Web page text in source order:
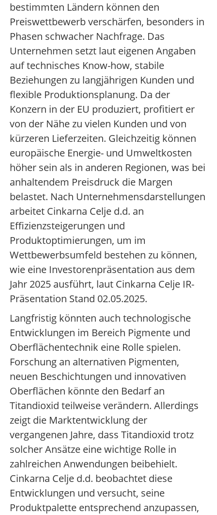
bestimmten Ländern können den
Preiswettbewerb verschärfen, besonders in
Phasen schwacher Nachfrage. Das
Unternehmen setzt laut eigenen Angaben
auf technisches Know-how, stabile
Beziehungen zu langjährigen Kunden und
flexible Produktionsplanung. Da der
Konzern in der EU produziert, profitiert er
von der Nähe zu vielen Kunden und von
kürzeren Lieferzeiten. Gleichzeitig können
europäische Energie- und Umweltkosten
höher sein als in anderen Regionen, was bei
anhaltendem Preisdruck die Margen
belastet. Nach Unternehmensdarstellungen
arbeitet Cinkarna Celje d.d. an
Effizienzsteigerungen und
Produktoptimierungen, um im
Wettbewerbsumfeld bestehen zu können,
wie eine Investorenpräsentation aus dem
Jahr 2025 ausführt, laut Cinkarna Celje IR-
Präsentation Stand 02.05.2025.
Langfristig könnten auch technologische
Entwicklungen im Bereich Pigmente und
Oberflächentechnik eine Rolle spielen.
Forschung an alternativen Pigmenten,
neuen Beschichtungen und innovativen
Oberflächen könnte den Bedarf an
Titandioxid teilweise verändern. Allerdings
zeigt die Marktentwicklung der
vergangenen Jahre, dass Titandioxid trotz
solcher Ansätze eine wichtige Rolle in
zahlreichen Anwendungen beibehielt.
Cinkarna Celje d.d. beobachtet diese
Entwicklungen und versucht, seine
Produktpalette entsprechend anzupassen,